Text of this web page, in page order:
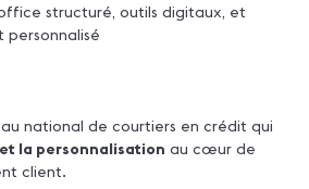
structuré, outils digitaux, et
personnalisé
national de courtiers en crédit qui
la personnalisation au cœur de
client.